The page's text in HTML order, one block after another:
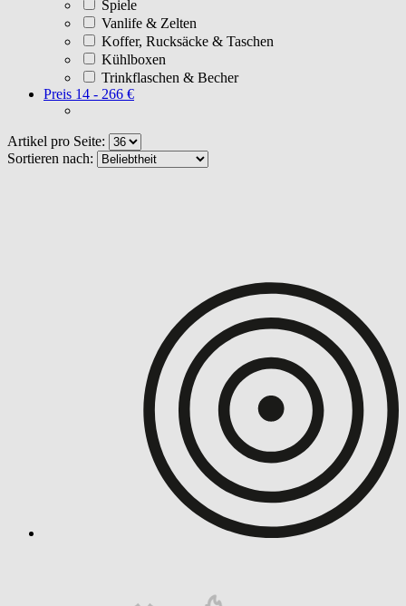
Spiele
Vanlife & Zelten
Koffer, Rucksäcke & Taschen
Kühlboxen
Trinkflaschen & Becher
Preis 14 - 266 €
Artikel pro Seite:
Sortieren nach: